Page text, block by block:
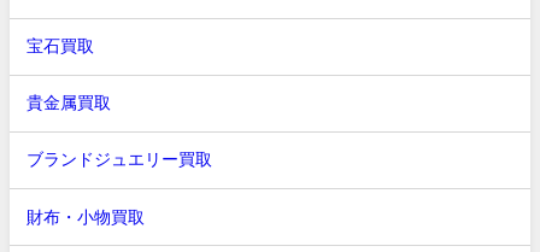
宝石買取
貴金属買取
ブランドジュエリー買取
財布・小物買取